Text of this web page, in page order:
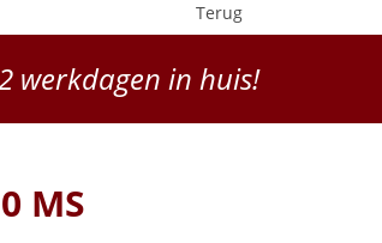
Terug
werkdagen in huis!
MS